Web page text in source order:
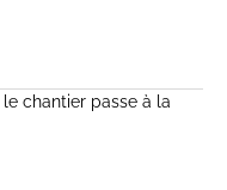
le chantier passe à la